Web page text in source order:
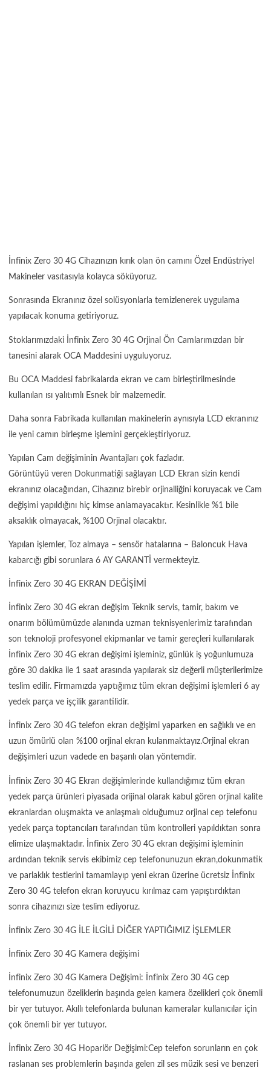
İnfinix Zero 30 4G Cihazınızın kırık olan ön camını Özel Endüstriyel
Makineler vasıtasıyla kolayca söküyoruz.
Sonrasında Ekranınız özel solüsyonlarla temizlenerek uygulama
yapılacak konuma getiriyoruz.
Stoklarımızdaki İnfinix Zero 30 4G Orjinal Ön Camlarımızdan bir
tanesini alarak OCA Maddesini uyguluyoruz.
Bu OCA Maddesi fabrikalarda ekran ve cam birleştirilmesinde
kullanılan ısı yalıtımlı Esnek bir malzemedir.
Daha sonra Fabrikada kullanılan makinelerin aynısıyla LCD ekranınız
ile yeni camın birleşme işlemini gerçekleştiriyoruz.
Yapılan Cam değişiminin Avantajları çok fazladır.
Görüntüyü veren Dokunmatiği sağlayan LCD Ekran sizin kendi
ekranınız olacağından, Cihazınız birebir orjinalliğini koruyacak ve Cam
değişimi yapıldığını hiç kimse anlamayacaktır. Kesinlikle %1 bile
aksaklık olmayacak, %100 Orjinal olacaktır.
Yapılan işlemler, Toz almaya – sensör hatalarına – Baloncuk Hava
kabarcığı gibi sorunlara 6 AY GARANTİ vermekteyiz.
İnfinix Zero 30 4G EKRAN DEĞİŞİMİ
İnfinix Zero 30 4G ekran değişim Teknik servis, tamir, bakım ve
onarım bölümümüzde alanında uzman teknisyenlerimiz tarafından
son teknoloji profesyonel ekipmanlar ve tamir gereçleri kullanılarak
İnfinix Zero 30 4G ekran değişimi işleminiz, günlük iş yoğunlumuza
göre 30 dakika ile 1 saat arasında yapılarak siz değerli müşterilerimize
teslim edilir. Firmamızda yaptığımız tüm ekran değişimi işlemleri 6 ay
yedek parça ve işçilik garantilidir.
İnfinix Zero 30 4G telefon ekran değişimi yaparken en sağlıklı ve en
uzun ömürlü olan %100 orjinal ekran kulanmaktayız.Orjinal ekran
değişimleri uzun vadede en başarılı olan yöntemdir.
İnfinix Zero 30 4G Ekran değişimlerinde kullandığımız tüm ekran
yedek parça ürünleri piyasada orijinal olarak kabul gören orjinal kalite
ekranlardan oluşmakta ve anlaşmalı olduğumuz orjinal cep telefonu
yedek parça toptancıları tarafından tüm kontrolleri yapıldıktan sonra
elimize ulaşmaktadır. İnfinix Zero 30 4G ekran değişimi işleminin
ardından teknik servis ekibimiz cep telefonunuzun ekran,dokunmatik
ve parlaklık testlerini tamamlayıp yeni ekran üzerine ücretsiz İnfinix
Zero 30 4G telefon ekran koruyucu kırılmaz cam yapıştırdıktan
sonra cihazınızı size teslim ediyoruz.
İnfinix Zero 30 4G İLE İLGİLİ DİĞER YAPTIĞIMIZ İŞLEMLER
İnfinix Zero 30 4G Kamera değişimi
İnfinix Zero 30 4G Kamera Değişimi: İnfinix Zero 30 4G cep
telefonumuzun özeliklerin başında gelen kamera özelikleri çok önemli
bir yer tutuyor. Akıllı telefonlarda bulunan kameralar kullanıcılar için
çok önemli bir yer tutuyor.
İnfinix Zero 30 4G Hoparlör Değişimi:Cep telefon sorunların en çok
raslanan ses problemlerin başında gelen zil ses müzik sesi ve benzeri